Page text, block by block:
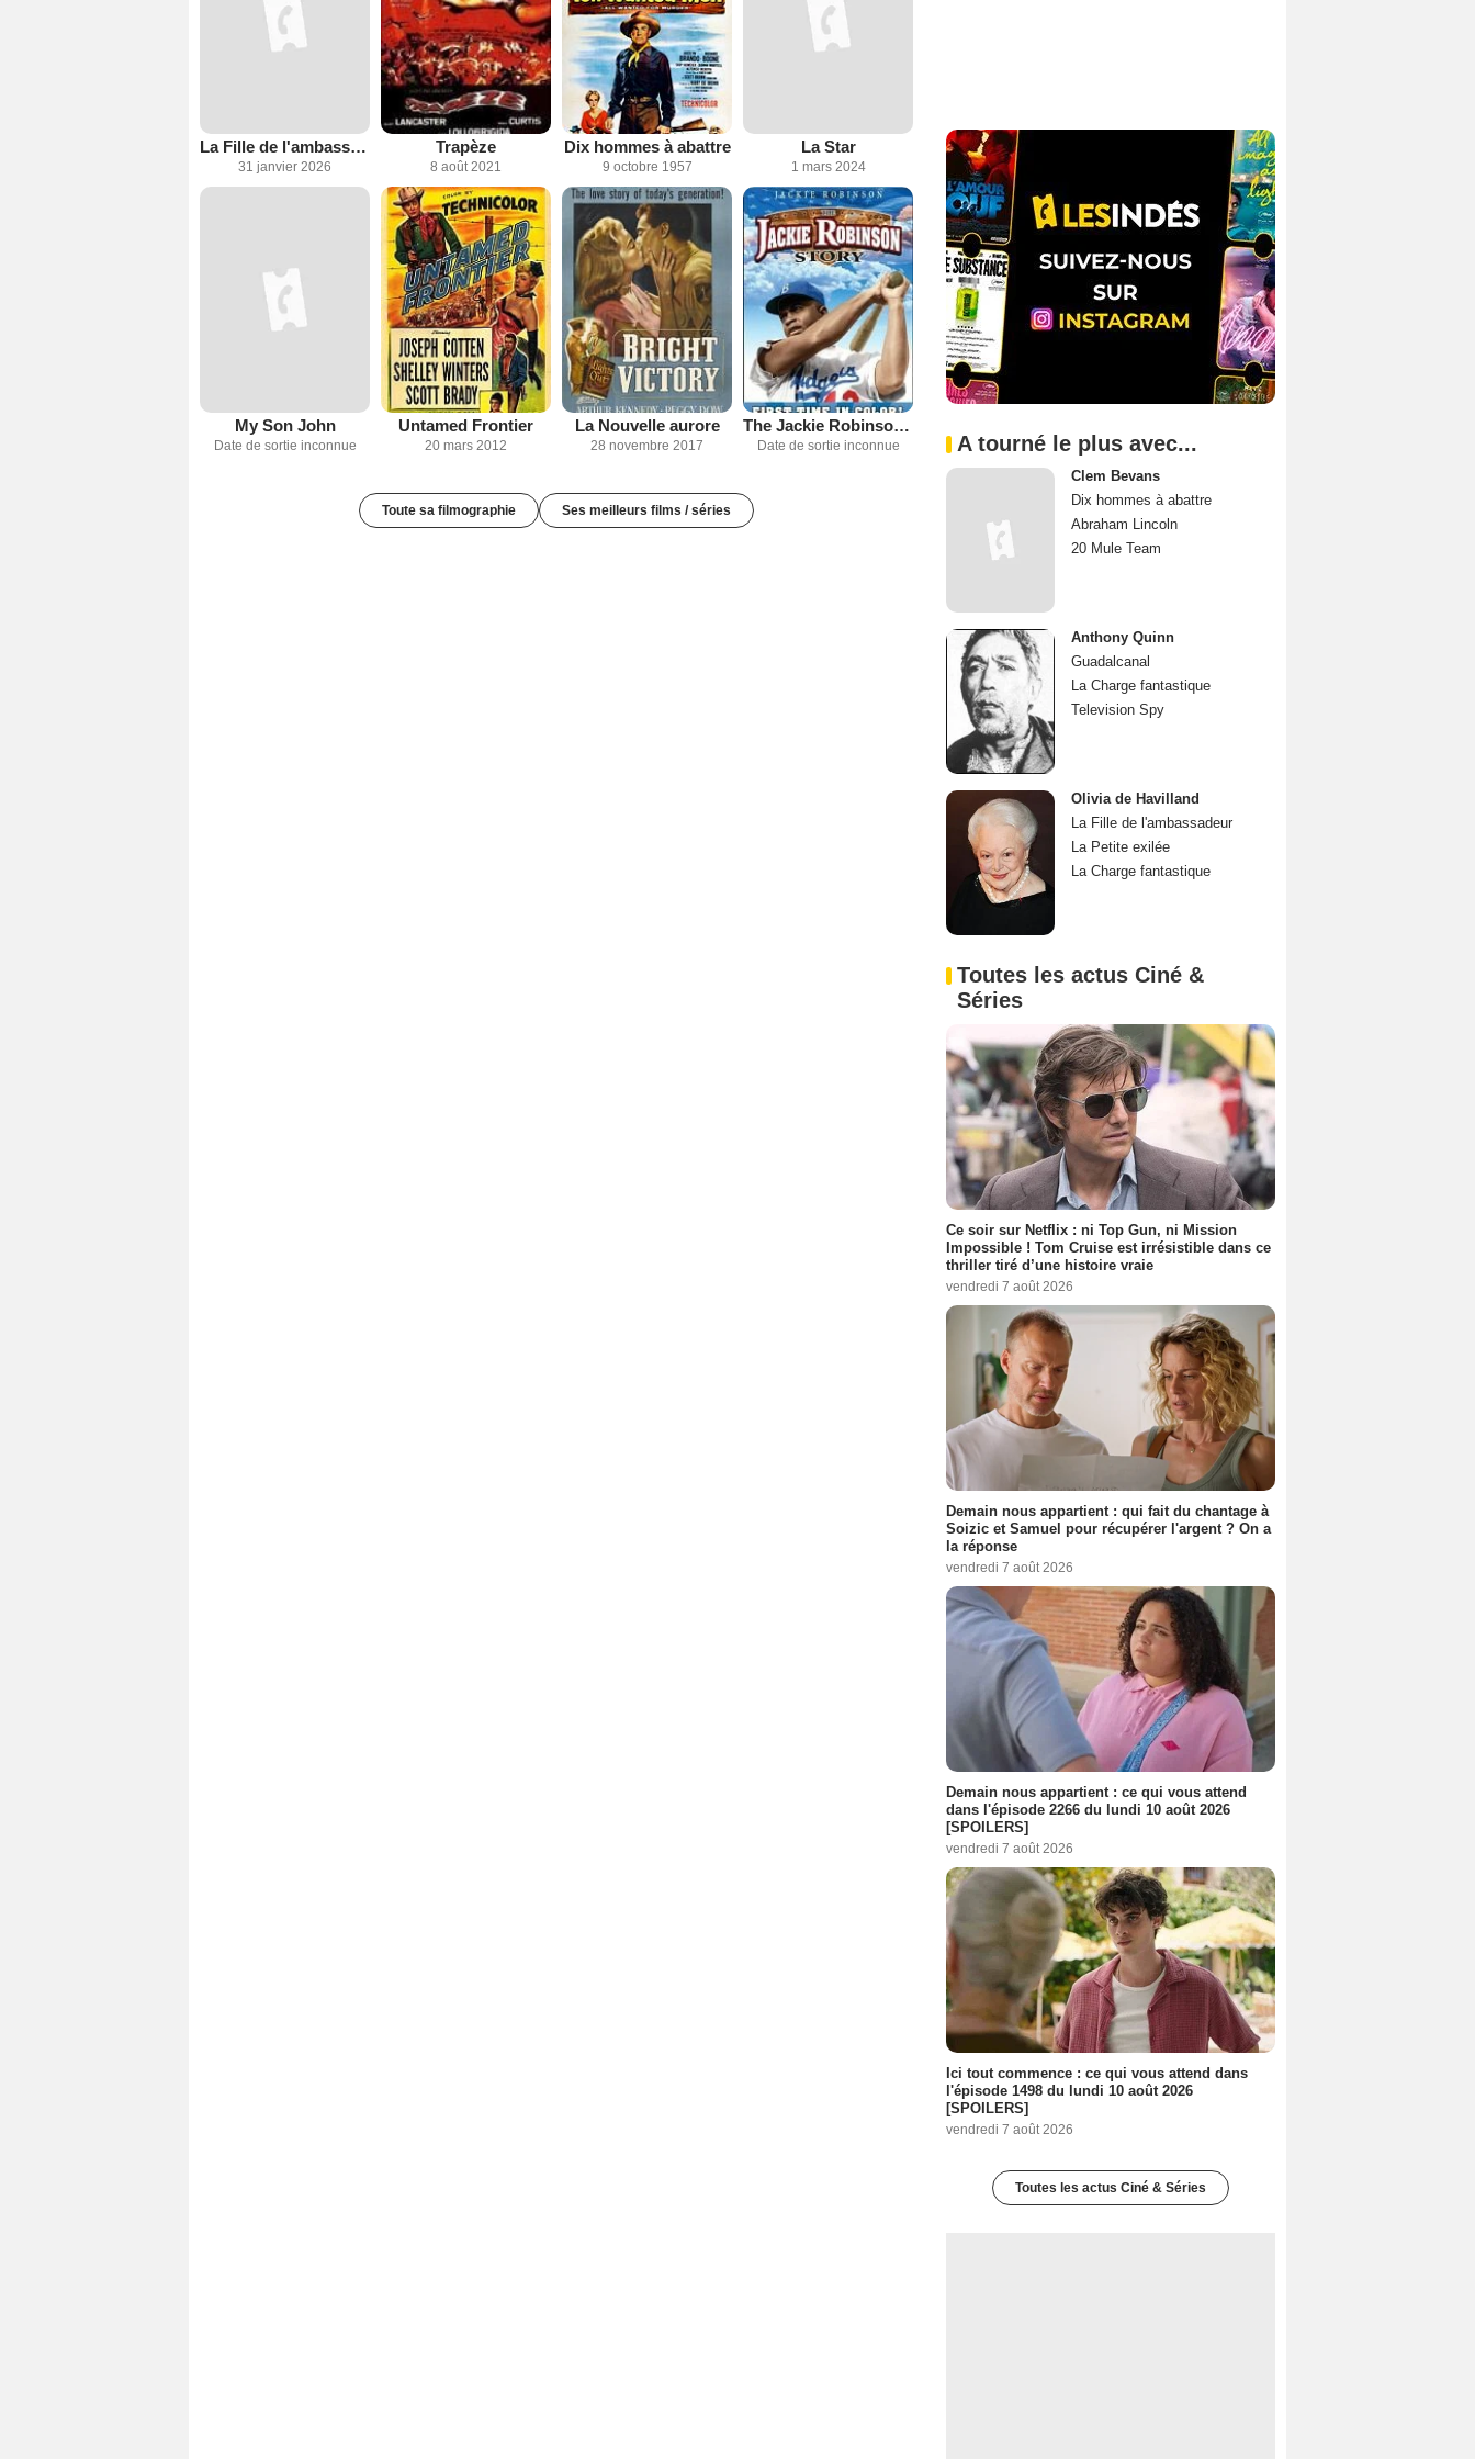
La Fille de l'ambassadeur
31 janvier 2026
Trapèze
8 août 2021
Dix hommes à abattre
9 octobre 1957
La Star
1 mars 2024
My Son John
Date de sortie inconnue
Untamed Frontier
20 mars 2012
La Nouvelle aurore
28 novembre 2017
The Jackie Robinson story
Date de sortie inconnue
Toute sa filmographie Ses meilleurs films / séries
A tourné le plus avec...
Clem Bevans
Dix hommes à abattre
Abraham Lincoln
20 Mule Team
Anthony Quinn
Guadalcanal
La Charge fantastique
Television Spy
Olivia de Havilland
La Fille de l'ambassadeur
La Petite exilée
La Charge fantastique
Toutes les actus Ciné &
Séries
Ce soir sur Netflix : ni Top Gun, ni Mission
Impossible ! Tom Cruise est irrésistible dans ce
thriller tiré d’une histoire vraie
vendredi 7 août 2026
Demain nous appartient : qui fait du chantage à
Soizic et Samuel pour récupérer l'argent ? On a
la réponse
vendredi 7 août 2026
Demain nous appartient : ce qui vous attend
dans l'épisode 2266 du lundi 10 août 2026
[SPOILERS]
vendredi 7 août 2026
Ici tout commence : ce qui vous attend dans
l'épisode 1498 du lundi 10 août 2026
[SPOILERS]
vendredi 7 août 2026
Toutes les actus Ciné & Séries